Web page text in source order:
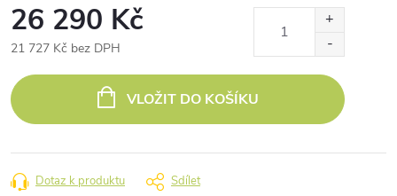
26 290 Kč
21 727 Kč bez DPH
cena:
VLOŽIT DO KOŠÍKU
Dotaz k produktu Sdílet